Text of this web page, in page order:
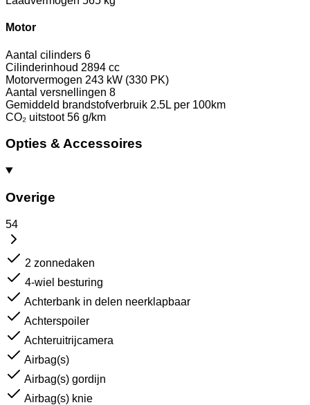
Motor
Aantal cilinders 6
Cilinderinhoud 2894 cc
Motorvermogen 243 kW (330 PK)
Aantal versnellingen 8
Gemiddeld brandstofverbruik 2.5L per 100km
CO₂ uitstoot 56 g/km
Opties & Accessoires
Overige
54
2 zonnedaken
4-wiel besturing
Achterbank in delen neerklapbaar
Achterspoiler
Achteruitrijcamera
Airbag(s)
Airbag(s) gordijn
Airbag(s) knie